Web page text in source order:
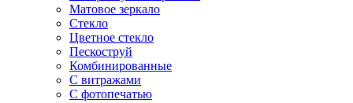
Матовое зеркало
Стекло
Цветное стекло
Пескоструй
Комбинированные
С витражами
С фотопечатью